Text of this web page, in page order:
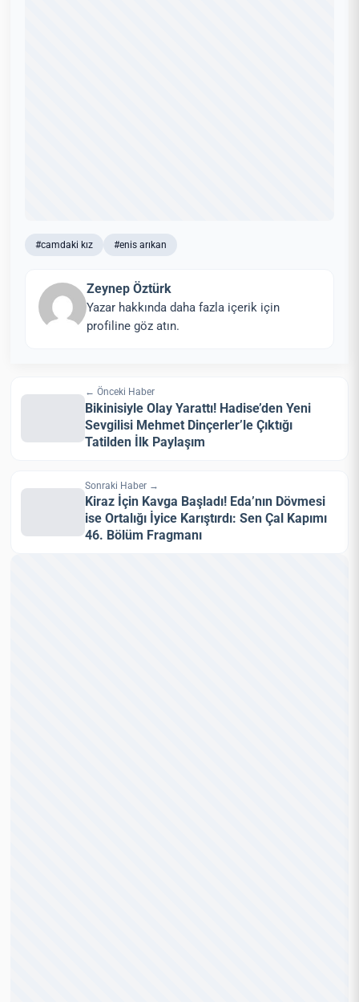
#camdaki kız #enis arıkan
Zeynep Öztürk
Yazar hakkında daha fazla içerik için
profiline göz atın.
← Önceki Haber
Bikinisiyle Olay Yarattı! Hadise’den Yeni
Sevgilisi Mehmet Dinçerler’le Çıktığı
Tatilden İlk Paylaşım
Sonraki Haber →
Kiraz İçin Kavga Başladı! Eda’nın Dövmesi
ise Ortalığı İyice Karıştırdı: Sen Çal Kapımı
46. Bölüm Fragmanı